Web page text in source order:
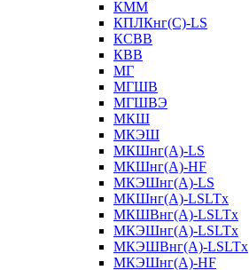
КММ
КПЛКнг(C)-LS
КСВВ
КВВ
МГ
МГШВ
МГШВЭ
МКШ
МКЭШ
МКШнг(А)-LS
МКШнг(А)-HF
МКЭШнг(А)-LS
МКШнг(А)-LSLTx
МКШВнг(A)-LSLTx
МКЭШнг(А)-LSLTx
МКЭШВнг(A)-LSLTx
МКЭШнг(А)-HF